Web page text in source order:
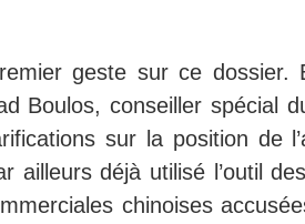
geste sur ce dossier.
Boulos, conseiller spécial
sur la position de
ailleurs déjà utilisé l’outil
chinoises